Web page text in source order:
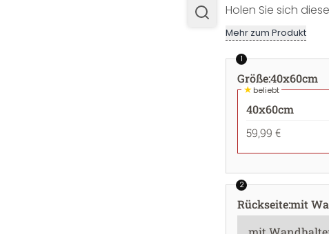
Holen Sie sich
Mehr zum Produkt
1
Größe:40x60cm
★beliebt
40x60cm
59,99 €
2
Rückseite:mit